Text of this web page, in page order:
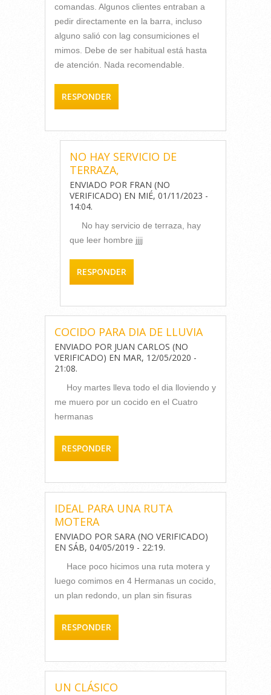
comandas. Algunos clientes entraban a
pedir directamente en la barra, incluso
alguno salió con lag consumiciones el
mimos. Debe de ser habitual está hasta
de atención. Nada recomendable.
RESPONDER
NO HAY SERVICIO DE
TERRAZA,
ENVIADO POR FRAN (NO
VERIFICADO) EN MIÉ, 01/11/2023 -
14:04.
No hay servicio de terraza, hay
que leer hombre jjjj
RESPONDER
COCIDO PARA DIA DE LLUVIA
ENVIADO POR JUAN CARLOS (NO
VERIFICADO) EN MAR, 12/05/2020 -
21:08.
Hoy martes lleva todo el dia lloviendo y
me muero por un cocido en el Cuatro
hermanas
RESPONDER
IDEAL PARA UNA RUTA
MOTERA
ENVIADO POR SARA (NO VERIFICADO)
EN SÁB, 04/05/2019 - 22:19.
Hace poco hicimos una ruta motera y
luego comimos en 4 Hermanas un cocido,
un plan redondo, un plan sin fisuras
RESPONDER
UN CLÁSICO